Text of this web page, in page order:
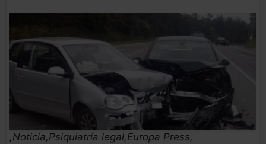
,Noticia,Psiquiatría legal,Europa Press,